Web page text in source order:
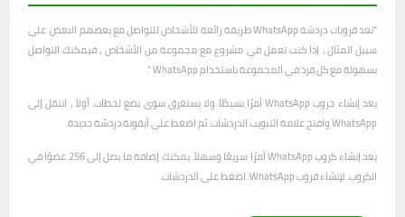
"تعد قروبات دردشة WhatsApp طريقة رائعة للأشخاص للتواصل مع بعضهم البعض. على
سبيل المثال ، إذا كنت تعمل في مشروع مع مجموعة من الأشخاص ، فيمكنك التواصل
بسهولة مع كل فرد في المجموعة باستخدام WhatsApp ".
يعد إنشاء جروب WhatsApp أمرًا بسيطًا ولا يستغرق سوى بضع لحظات. أولاً ، انتقل إلى
WhatsApp وافتح علامة التبويب الدردشات. ثم اضغط على أيقونة دردشة جديدة.
يعد إنشاء كروب WhatsApp أمرًا سريعًا وسهلاً. يمكنك إضافة ما يصل إلى 256 عضوًا في
الكروب. لإنشاء قروب WhatsApp: اضغط على الدردشات.